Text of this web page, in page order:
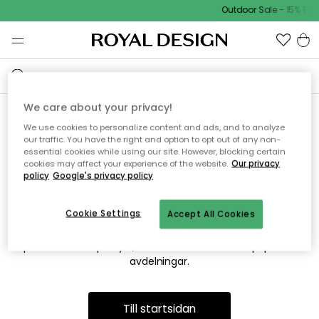
Outdoor Sale - 15%
Vi hittar tyvärr inte sidan du
söker
Detta kan bero på att sidan inte längre finns eller att den har
flyttats. Vi ber om ursäkt för besväret. I menyn ovan kan du
prova att söka på nytt, eller besöka en av våra populära
avdelningar.
Till startsidan
We care about your privacy!
We use cookies to personalize content and ads, and to analyze
our traffic. You have the right and option to opt out of any non-
essential cookies while using our site. However, blocking certain
cookies may affect your experience of the website. Our privacy
policy Google's privacy policy
Accept All Cookies
Cookie Settings